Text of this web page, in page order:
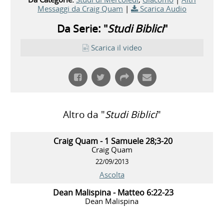
Messaggi da Craig Quam | Scarica Audio
Da Serie: "Studi Biblici"
Scarica il video
Altro da "Studi Biblici"
Craig Quam - 1 Samuele 28;3-20
Craig Quam
22/09/2013
Ascolta
Dean Malispina - Matteo 6:22-23
Dean Malispina